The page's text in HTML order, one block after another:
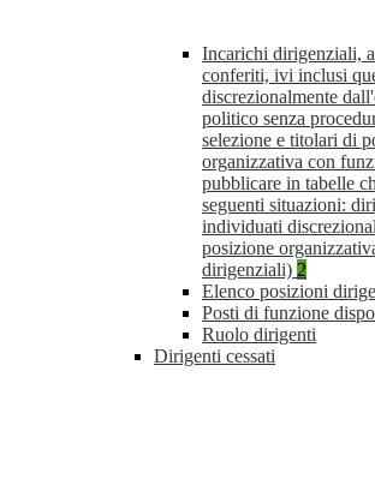
Incarichi dirigenziali,
conferiti, ivi inclusi
discrezionalmente
politico senza
selezione e titolari di
organizzativa con
pubblicare in tabelle
seguenti situazioni:
individuati
posizione
dirigenziali) 2
Elenco posizioni
Posti di funzione
Ruolo dirigenti
Dirigenti cessati